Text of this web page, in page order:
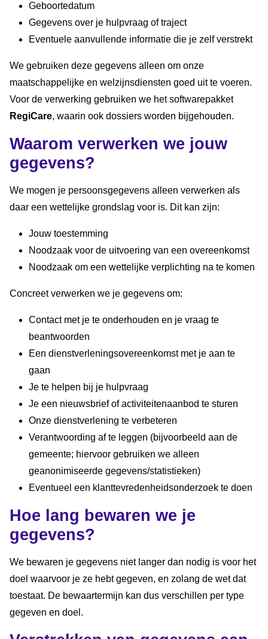
Geboortedatum
Gegevens over je hulpvraag of traject
Eventuele aanvullende informatie die je zelf verstrekt
We gebruiken deze gegevens alleen om onze
maatschappelijke en welzijnsdiensten goed uit te voeren.
Voor de verwerking gebruiken we het softwarepakket
RegiCare, waarin ook dossiers worden bijgehouden.
Waarom verwerken we jouw
gegevens?
We mogen je persoonsgegevens alleen verwerken als
daar een wettelijke grondslag voor is. Dit kan zijn:
Jouw toestemming
Noodzaak voor de uitvoering van een overeenkomst
Noodzaak om een wettelijke verplichting na te komen
Concreet verwerken we je gegevens om:
Contact met je te onderhouden en je vraag te
beantwoorden
Een dienstverleningsovereenkomst met je aan te
gaan
Je te helpen bij je hulpvraag
Je een nieuwsbrief of activiteitenaanbod te sturen
Onze dienstverlening te verbeteren
Verantwoording af te leggen (bijvoorbeeld aan de
gemeente; hiervoor gebruiken we alleen
geanonimiseerde gegevens/statistieken)
Eventueel een klanttevredenheidsonderzoek te doen
Hoe lang bewaren we je
gegevens?
We bewaren je gegevens niet langer dan nodig is voor het
doel waarvoor je ze hebt gegeven, en zolang de wet dat
toestaat. De bewaartermijn kan dus verschillen per type
gegeven en doel.